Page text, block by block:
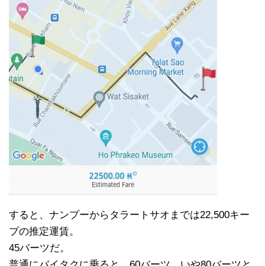
すると、ナンプーからタラートサオまでは22,500キー
プの推定運賃。
45バーツだ。